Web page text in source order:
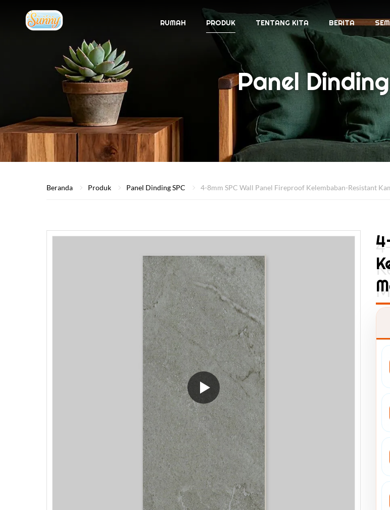
RUMAH PRODUK TENTANG KITA BERITA
Panel
Beranda Produk Panel Dinding SPC 4-8mm SPC Wall Panel Fireproof Kelembaban-Resistant